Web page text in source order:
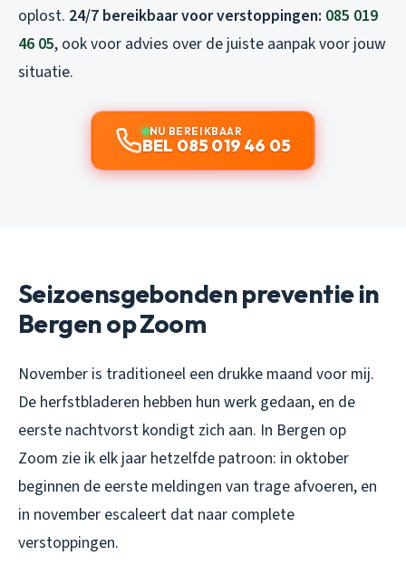
oplost. 24/7 bereikbaar voor verstoppingen: 085 019
46 05, ook voor advies over de juiste aanpak voor jouw
situatie.
NU BEREIKBAAR
BEL 085 019 46 05
Seizoensgebonden preventie in
Bergen op Zoom
November is traditioneel een drukke maand voor mij.
De herfstbladeren hebben hun werk gedaan, en de
eerste nachtvorst kondigt zich aan. In Bergen op
Zoom zie ik elk jaar hetzelfde patroon: in oktober
beginnen de eerste meldingen van trage afvoeren, en
in november escaleert dat naar complete
verstoppingen.